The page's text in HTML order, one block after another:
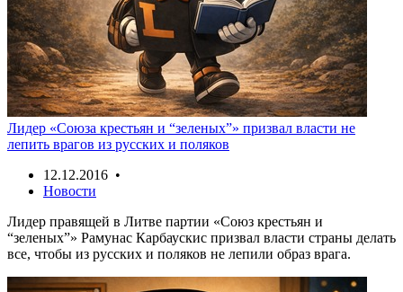
Лидер «Союза крестьян и “зеленых”» призвал власти не
лепить врагов из русских и поляков
12.12.2016 •
Новости
Лидер правящей в Литве партии «Союз крестьян и
“зеленых”» Рамунас Карбаускис призвал власти страны делать
все, чтобы из русских и поляков не лепили образ врага.